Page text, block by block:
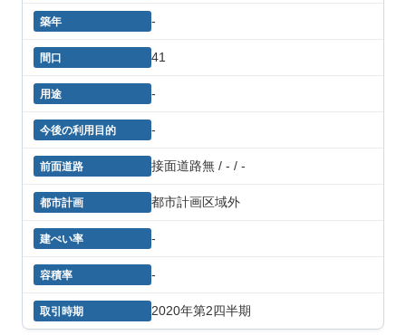
-
41
-
-
接面道路無 / - / -
都市計画区域外
-
-
2020年第2四半期